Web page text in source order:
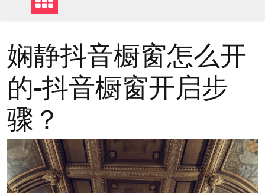
娴静抖音橱窗怎么开
的-抖音橱窗开启步
骤？